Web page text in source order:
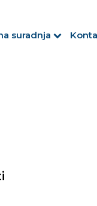
suradnja